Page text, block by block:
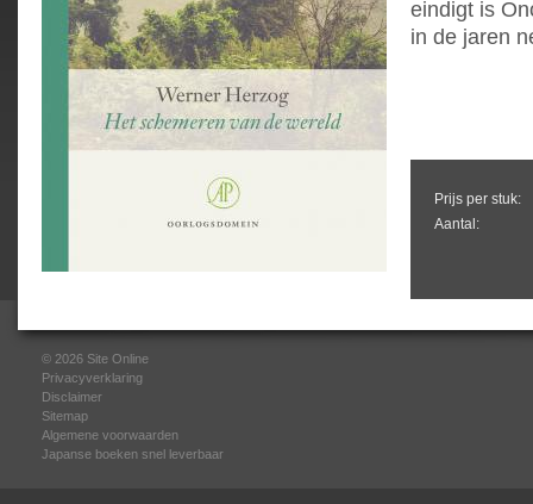
eindigt is
in de jaren
Prijs per stuk:
Aantal:
© 2026 Site Online
Privacyverklaring
Disclaimer
Sitemap
Algemene voorwaarden
Japanse boeken snel leverbaar